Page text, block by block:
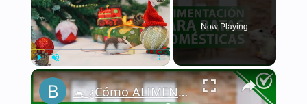
Play Unmute Fullscreen
Now Playing
×
🐁 ¿Cómo ALIMENTAR a una RATA DOMÉSTICA de la manera correcta? - Nutrición 🐁🏡